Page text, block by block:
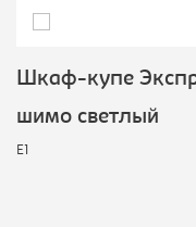
Шкаф-купе
шимо светлый
E1